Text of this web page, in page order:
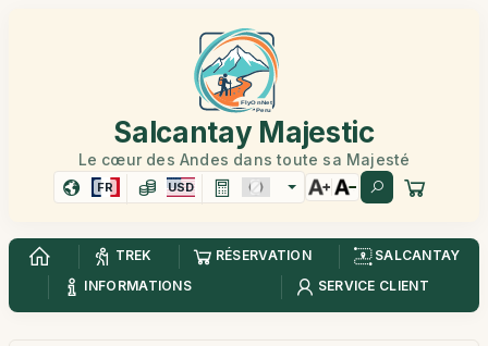
Salcantay Majestic
Le cœur des Andes dans toute sa Majesté
FR USD
TREK RÉSERVATION
SALCANTAY
INFORMATIONS
SERVICE CLIENT